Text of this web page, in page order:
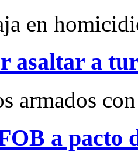
en
asaltar a
armados
a pacto